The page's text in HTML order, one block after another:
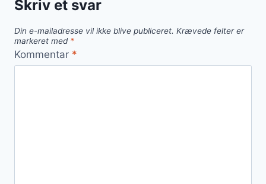
Skriv et svar
Din e-mailadresse vil ikke blive publiceret. Krævede felter er
markeret med *
Kommentar *